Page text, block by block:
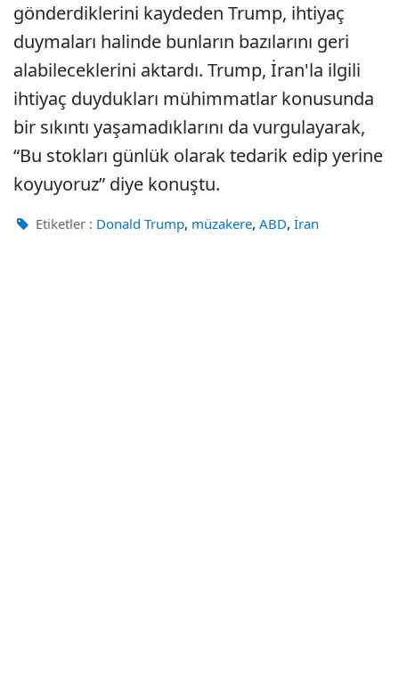
gönderdiklerini kaydeden Trump, ihtiyaç
duymaları halinde bunların bazılarını geri
alabileceklerini aktardı. Trump, İran'la ilgili
ihtiyaç duydukları mühimmatlar konusunda
bir sıkıntı yaşamadıklarını da vurgulayarak,
“Bu stokları günlük olarak tedarik edip yerine
koyuyoruz” diye konuştu.
Etiketler : Donald Trump, müzakere, ABD, İran